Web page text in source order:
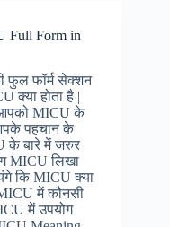
Full Form in
फुल फॉर्म सेक्शन
क्या होता है |
MICU के
पहचान के
के बारे में जरुर
MICU लिखा
कि MICU क्या
में कौनसी
में उपयोग